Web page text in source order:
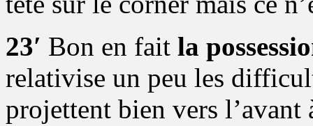
23′ Bon en fait la
relativise un peu les
projettent bien vers l’avant